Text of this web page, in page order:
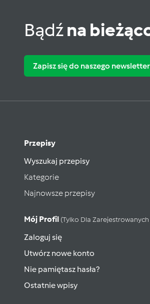
Bądźna
Zapisz się do naszego
Przepisy
Wyszukaj przepisy
Kategorie
Najnowsze przepisy
Mój Profil (tylko Dla
Zaloguj się
Utwórz nowe konto
Nie pamiętasz hasła?
Ostatnie wpisy